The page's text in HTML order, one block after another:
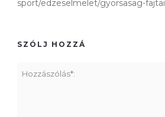
sport/edzeselmelet/gyorsasag-fajtai
SZÓLJ HOZZÁ